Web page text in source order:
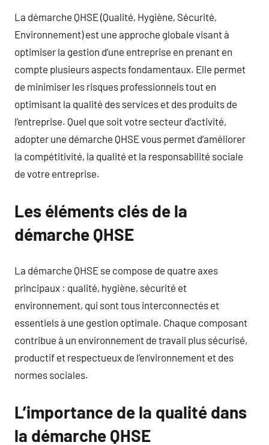
La démarche QHSE (Qualité, Hygiène, Sécurité,
Environnement) est une approche globale visant à
optimiser la gestion d’une entreprise en prenant en
compte plusieurs aspects fondamentaux. Elle permet
de minimiser les risques professionnels tout en
optimisant la qualité des services et des produits de
l’entreprise. Quel que soit votre secteur d’activité,
adopter une démarche QHSE vous permet d’améliorer
la compétitivité, la qualité et la responsabilité sociale
de votre entreprise.
Les éléments clés de la
démarche QHSE
La démarche QHSE se compose de quatre axes
principaux : qualité, hygiène, sécurité et
environnement, qui sont tous interconnectés et
essentiels à une gestion optimale. Chaque composant
contribue à un environnement de travail plus sécurisé,
productif et respectueux de l’environnement et des
normes sociales.
L’importance de la qualité dans
la démarche QHSE